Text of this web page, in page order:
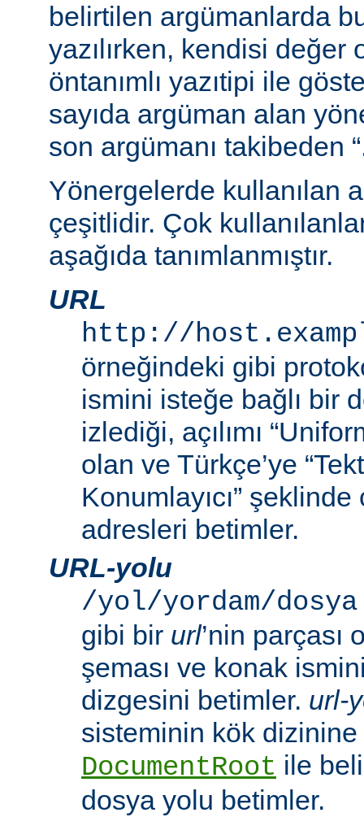
belirtilen argümanlarda
yazılırken, kendisi değer
öntanımlı yazıtipi ile
sayıda argüman alan
son argümanı takibeden
Yönergelerde kullanılan
çeşitlidir. Çok
aşağıda tanımlanmıştır.
URL
http://
örneğindeki gibi
ismini isteğe bağlı bir
izlediği, açılımı
olan ve Türkçe’ye
Konumlayıcı”
adresleri betimler.
URL-yolu
/yol/yordam/
gibi bir url’nin parçası
şeması ve konak
dizgesini betimler. url-
sisteminin kök
DocumentRoot ile
dosya yolu betimler.